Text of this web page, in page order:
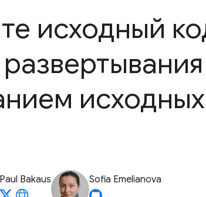
исходный
Paul Bakaus Sofia Emelianova